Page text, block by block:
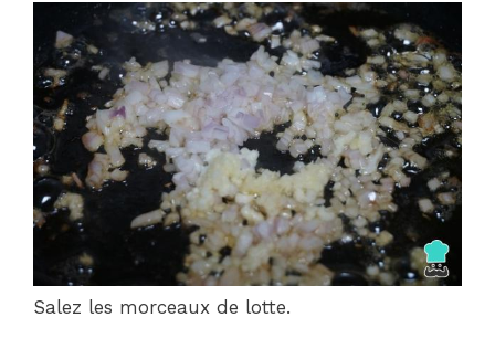
Salez les morceaux de lotte.